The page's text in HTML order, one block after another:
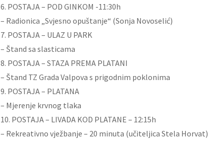
6. POSTAJA – POD GINKOM -11:30h
– Radionica „Svjesno opuštanje“ (Sonja Novoselić)
7. POSTAJA – ULAZ U PARK
– Štand sa slasticama
8. POSTAJA – STAZA PREMA PLATANI
– Štand TZ Grada Valpova s prigodnim poklonima
9. POSTAJA – PLATANA
– Mjerenje krvnog tlaka
10. POSTAJA – LIVADA KOD PLATANE – 12:15h
– Rekreativno vježbanje – 20 minuta (učiteljica Stela Horvat)